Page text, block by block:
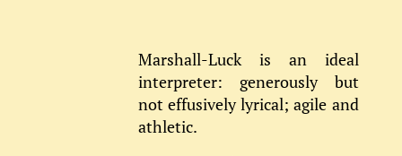
Marshall-Luck is an ideal
interpreter: generously but
not effusively lyrical; agile and
athletic.